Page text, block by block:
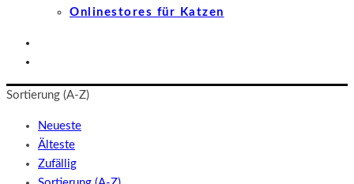
Onlinestores für Katzen
Sortierung (A-Z)
Neueste
Älteste
Zufällig